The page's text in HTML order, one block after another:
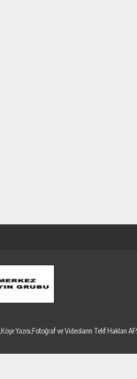
Yazısı,Fotoğraf ve Videoların Telif